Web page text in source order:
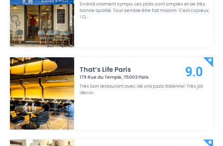
Endroit vraiment sympa. Les plats sont simples et de très
bonne qualité. Tout semble être fait maison. C'est copieux
! O...
That’s Life Paris
179 Rue du Temple,75003Paris
Très bon restaurant avec de vrai pizza italienne! Très joli
décor...
9.0